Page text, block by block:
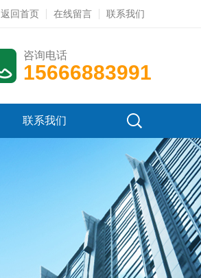
返回首页 在线留言 联系我们
咨询电话
15666883991
联系我们